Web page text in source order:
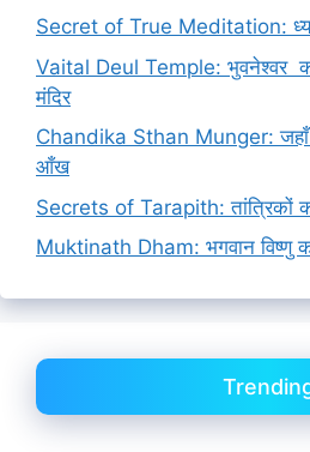
Secret of True Meditation:
Vaital Deul Temple: भुवनेश्वर का
मंदिर
Chandika Sthan Munger: जहाँ
आँख
Secrets of Tarapith: तांत्रिकों का
Muktinath Dham: भगवान विष्णु